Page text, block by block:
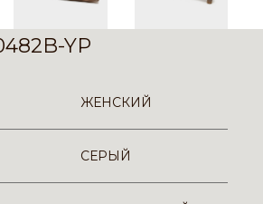
YP
ЖЕНСКИЙ
СЕРЫЙ